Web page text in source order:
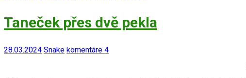
Taneček přes dvě pekla
28.03.2024 Snake komentáre 4